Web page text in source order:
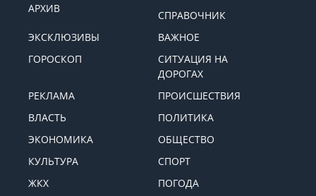
АРХИВ
СПРАВОЧНИК
ЭКСКЛЮЗИВЫ
ВАЖНОЕ
ГОРОСКОП
СИТУАЦИЯ НА
ДОРОГАХ
РЕКЛАМА
ПРОИСШЕСТВИЯ
ВЛАСТЬ
ПОЛИТИКА
ЭКОНОМИКА
ОБЩЕСТВО
КУЛЬТУРА
СПОРТ
ЖКХ
ПОГОДА